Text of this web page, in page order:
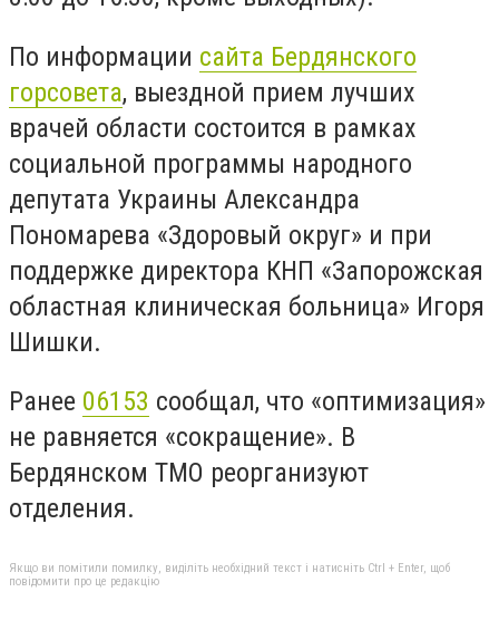
По информации сайта Бердянского
горсовета, выездной прием лучших
врачей области состоится в рамках
социальной программы народного
депутата Украины Александра
Пономарева «Здоровый округ» и при
поддержке директора КНП «Запорожская
областная клиническая больница» Игоря
Шишки.
Ранее 06153 сообщал, что «оптимизация»
не равняется «сокращение». В
Бердянском ТМО реорганизуют
отделения.
Якщо ви помітили помилку, виділіть необхідний текст і натисніть Ctrl + Enter, щоб
повідомити про це редакцію